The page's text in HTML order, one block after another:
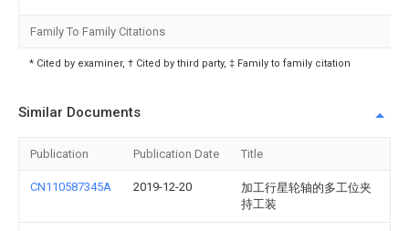
Family To Family Citations
* Cited by examiner, † Cited by third party, ‡ Family to family citation
Similar Documents
Publication Publication Date Title
CN110587345A 2019-12-20
加工行星轮轴的多工位夹
持工装